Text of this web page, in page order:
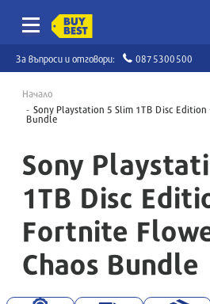
За въпроси и отговори: 0875300500
Начало
Sony Playstation 5 Slim 1TB Disc
Bundle
Sony
1TB Disc
Fortnite
Chaos Bundle